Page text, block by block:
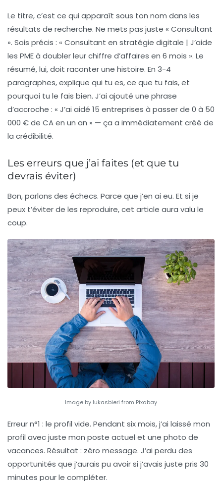
Le titre, c’est ce qui apparaît sous ton nom dans les
résultats de recherche. Ne mets pas juste « Consultant
». Sois précis : « Consultant en stratégie digitale | J’aide
les PME à doubler leur chiffre d’affaires en 6 mois ». Le
résumé, lui, doit raconter une histoire. En 3-4
paragraphes, explique qui tu es, ce que tu fais, et
pourquoi tu le fais bien. J’ai ajouté une phrase
d’accroche : « J’ai aidé 15 entreprises à passer de 0 à 50
000 € de CA en un an » — ça a immédiatement créé de
la crédibilité.
Les erreurs que j’ai faites (et que tu
devrais éviter)
Bon, parlons des échecs. Parce que j’en ai eu. Et si je
peux t’éviter de les reproduire, cet article aura valu le
coup.
Image by lukasbieri from Pixabay
Erreur n°1 : le profil vide. Pendant six mois, j’ai laissé mon
profil avec juste mon poste actuel et une photo de
vacances. Résultat : zéro message. J’ai perdu des
opportunités que j’aurais pu avoir si j’avais juste pris 30
minutes pour le compléter.